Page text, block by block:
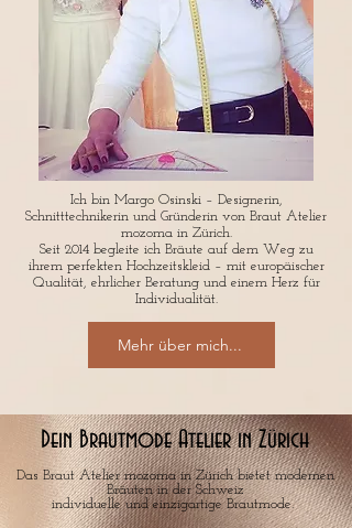
Ich bin Margo Osinski – Designerin,
Schnitttechnikerin und Gründerin von Braut Atelier
mozoma in Zürich.
Seit 2014 begleite ich Bräute auf dem Weg zu
ihrem perfekten Hochzeitskleid – mit europäischer
Qualität, ehrlicher Beratung und einem Herz für
Individualität.
Mehr über mich...
Dein Brautmode Atelier in Zürich
Das Braut Atelier mozoma in Zürich bietet modernen
Bräuten in der Schweiz
individuelle und einzigartige Brautmode.